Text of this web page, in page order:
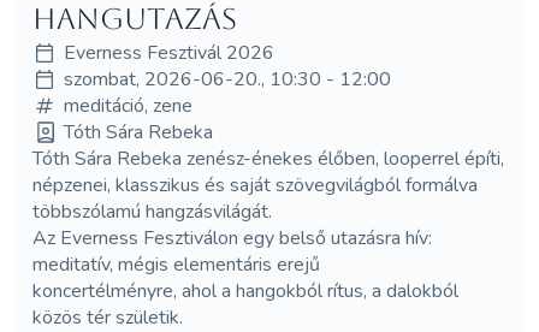
Hangutazás
Everness Fesztivál 2026
szombat, 2026-06-20., 10:30 - 12:00
meditáció, zene
Tóth Sára Rebeka
Tóth Sára Rebeka zenész-énekes élőben, looperrel építi,
népzenei, klasszikus és saját szövegvilágból formálva
többszólamú hangzásvilágát.
Az Everness Fesztiválon egy belső utazásra hív:
meditatív, mégis elementáris erejű
koncertélményre, ahol a hangokból rítus, a dalokból
közös tér születik.